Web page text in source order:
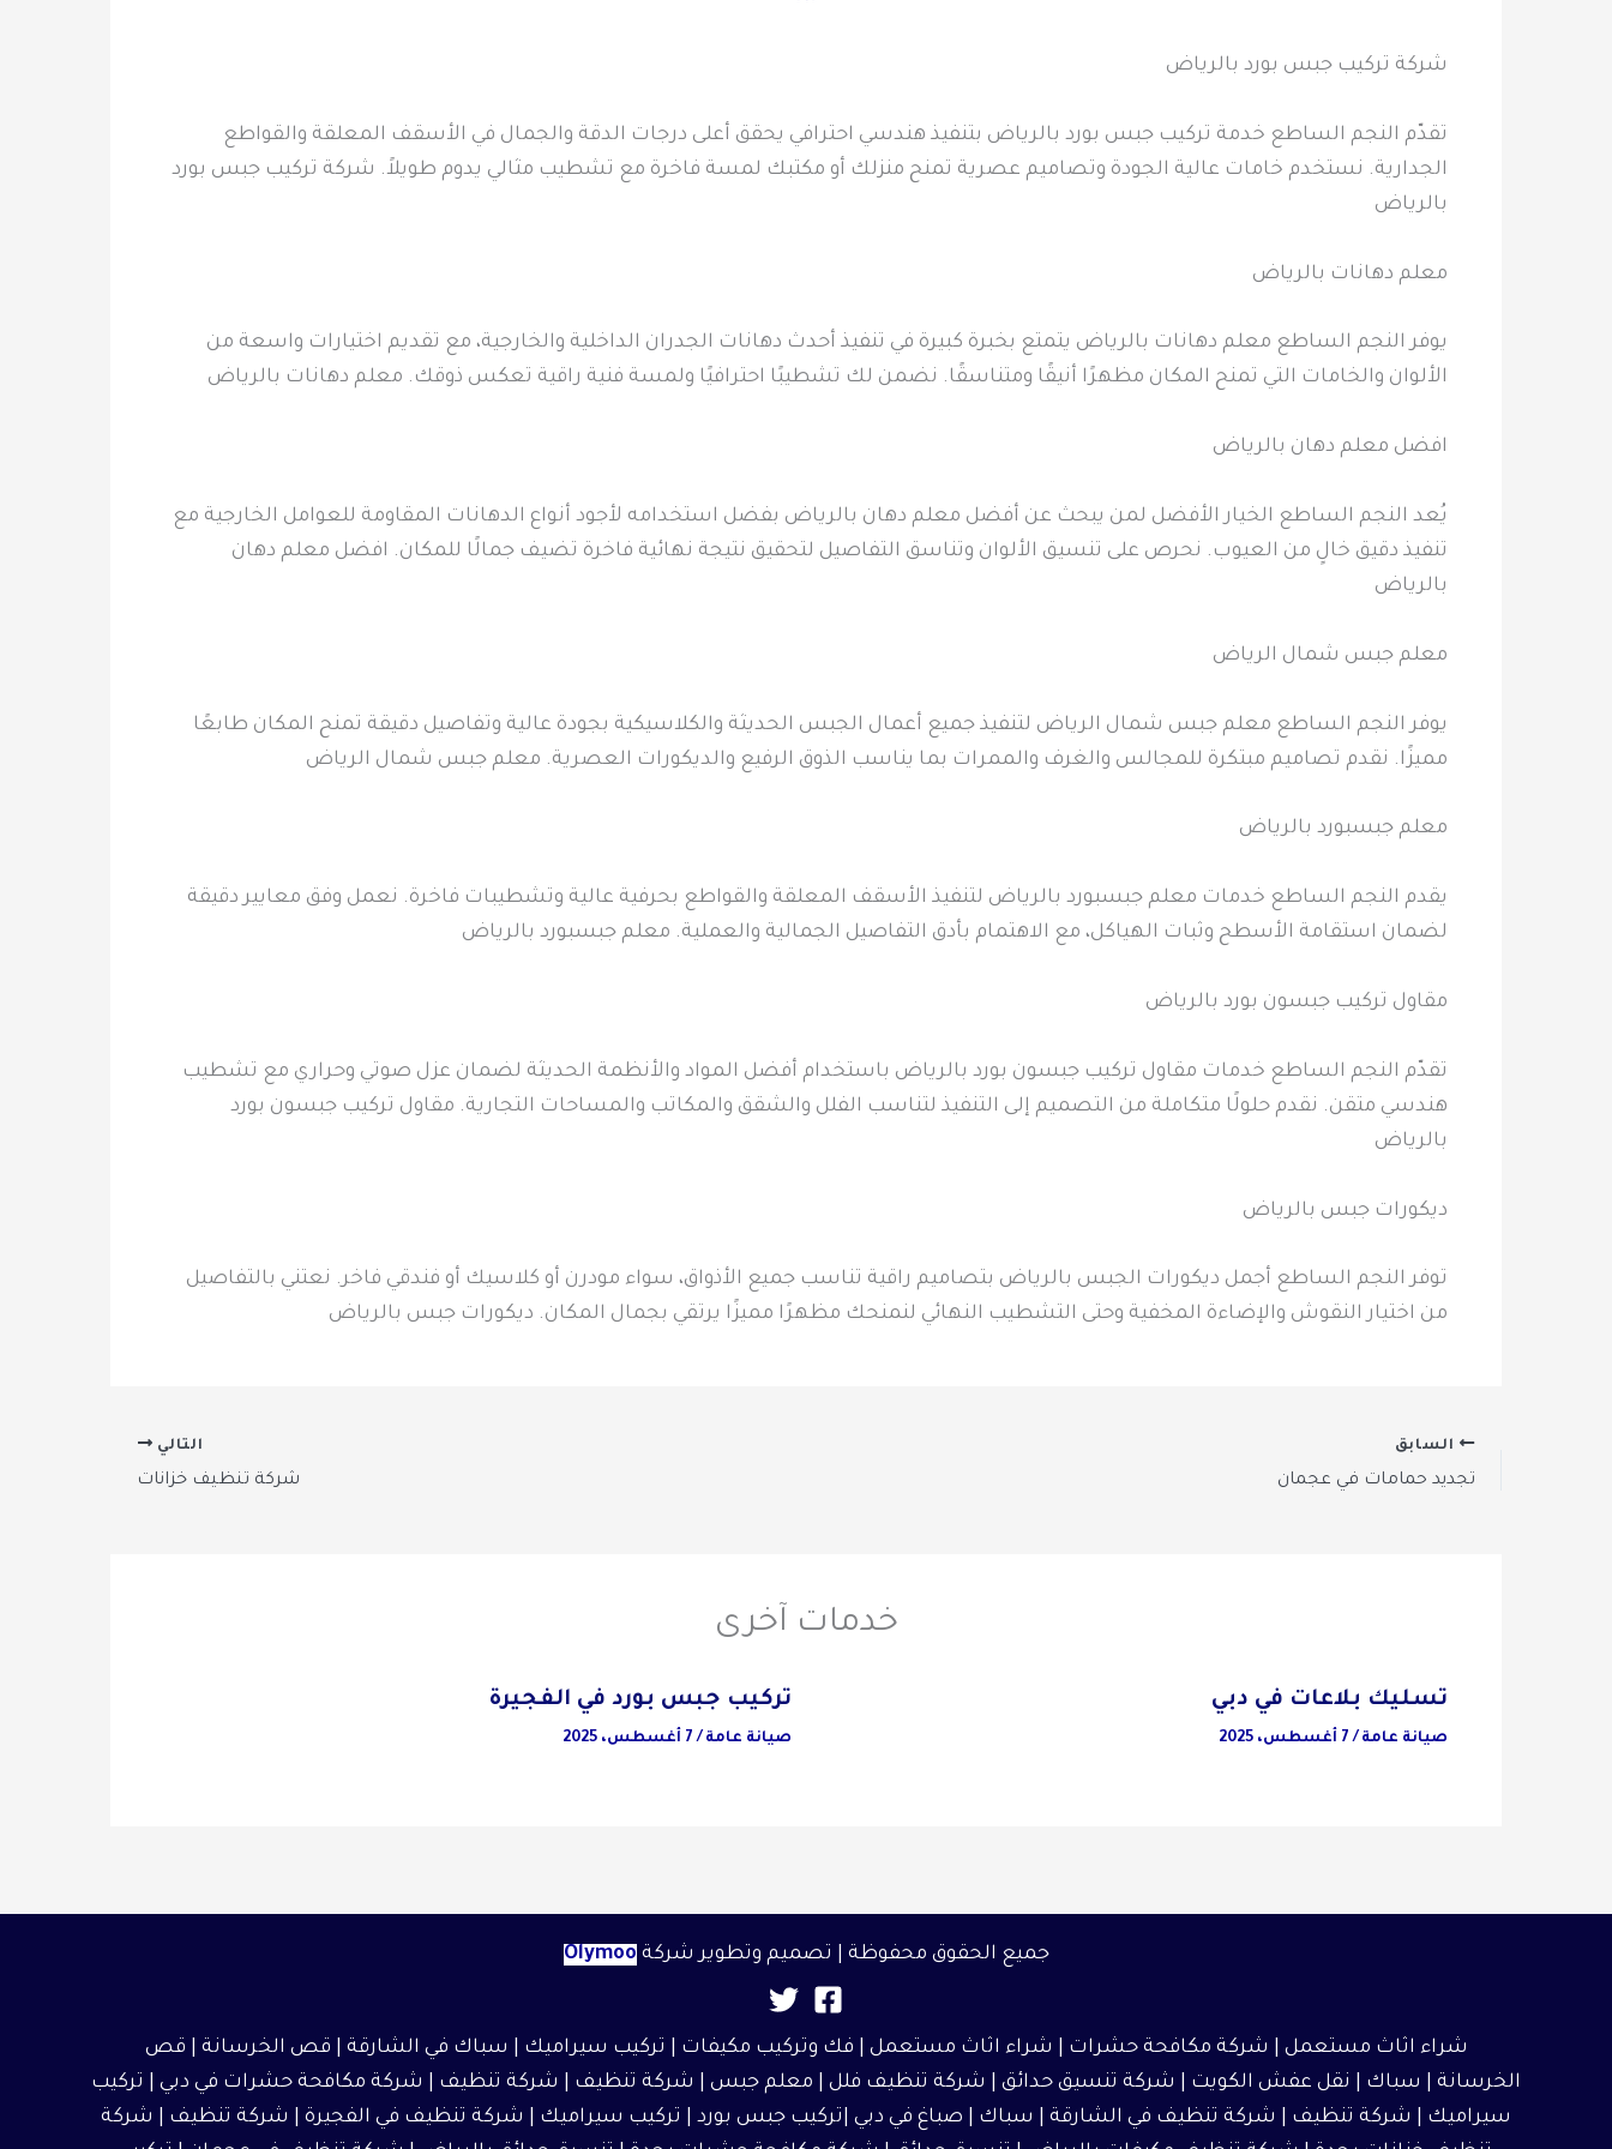
شركة تركيب جبس بورد بالرياض
تقدّم النجم الساطع خدمة تركيب جبس بورد بالرياض بتنفيذ هندسي احترافي يحقق أعلى درجات الدقة والجمال في الأسقف المعلقة والقواطع
الجدارية. نستخدم خامات عالية الجودة وتصاميم عصرية تمنح منزلك أو مكتبك لمسة فاخرة مع تشطيب مثالي يدوم طويلاً. شركة تركيب جبس بورد
بالرياض
معلم دهانات بالرياض
يوفر النجم الساطع معلم دهانات بالرياض يتمتع بخبرة كبيرة في تنفيذ أحدث دهانات الجدران الداخلية والخارجية، مع تقديم اختيارات واسعة من
الألوان والخامات التي تمنح المكان مظهرًا أنيقًا ومتناسقًا. نضمن لك تشطيبًا احترافيًا ولمسة فنية راقية تعكس ذوقك. معلم دهانات بالرياض
افضل معلم دهان بالرياض
يُعد النجم الساطع الخيار الأفضل لمن يبحث عن أفضل معلم دهان بالرياض بفضل استخدامه لأجود أنواع الدهانات المقاومة للعوامل الخارجية مع
تنفيذ دقيق خالٍ من العيوب. نحرص على تنسيق الألوان وتناسق التفاصيل لتحقيق نتيجة نهائية فاخرة تضيف جمالًا للمكان. افضل معلم دهان
بالرياض
معلم جبس شمال الرياض
يوفر النجم الساطع معلم جبس شمال الرياض لتنفيذ جميع أعمال الجبس الحديثة والكلاسيكية بجودة عالية وتفاصيل دقيقة تمنح المكان طابعًا
مميزًا. نقدم تصاميم مبتكرة للمجالس والغرف والممرات بما يناسب الذوق الرفيع والديكورات العصرية. معلم جبس شمال الرياض
معلم جبسبورد بالرياض
يقدم النجم الساطع خدمات معلم جبسبورد بالرياض لتنفيذ الأسقف المعلقة والقواطع بحرفية عالية وتشطيبات فاخرة. نعمل وفق معايير دقيقة
لضمان استقامة الأسطح وثبات الهياكل، مع الاهتمام بأدق التفاصيل الجمالية والعملية. معلم جبسبورد بالرياض
مقاول تركيب جبسون بورد بالرياض
تقدّم النجم الساطع خدمات مقاول تركيب جبسون بورد بالرياض باستخدام أفضل المواد والأنظمة الحديثة لضمان عزل صوتي وحراري مع تشطيب
هندسي متقن. نقدم حلولًا متكاملة من التصميم إلى التنفيذ لتناسب الفلل والشقق والمكاتب والمساحات التجارية. مقاول تركيب جبسون بورد
بالرياض
ديكورات جبس بالرياض
توفر النجم الساطع أجمل ديكورات الجبس بالرياض بتصاميم راقية تناسب جميع الأذواق، سواء مودرن أو كلاسيك أو فندقي فاخر. نعتني بالتفاصيل
من اختيار النقوش والإضاءة المخفية وحتى التشطيب النهائي لنمنحك مظهرًا مميزًا يرتقي بجمال المكان. ديكورات جبس بالرياض
السابق
تجديد حمامات في عجمان
التالي
شركة تنظيف خزانات
خدمات آخرى
تسليك بلاعات في دبي
صيانة عامة / 7 أغسطس، 2025
تركيب جبس بورد في الفجيرة
صيانة عامة / 7 أغسطس، 2025
جميع الحقوق محفوظة | تصميم وتطوير شركة Olymoo
شراء اثاث مستعمل شركة مكافحة حشرات شراء اثاث مستعمل | فك وتركيب مكيفات | تركيب سيراميك | سباك في الشارقة قص الخرسانة | قص
الخرسانة | سباك |
نقل عفش الكويت شركة تنسيق حدائق شركة تنظيف فلل معلم جبس شركة تنظيف شركة تنظيف شركة مكافحة حشرات في دبي
تركيب
سيراميك
شركة تنظيف شركة تنظيف في الشارقة | سباك | صباغ في دبي |تركيب جبس بورد | تركيب سيراميك شركة تنظيف في الفجيرة شركة تنظيف
شركة